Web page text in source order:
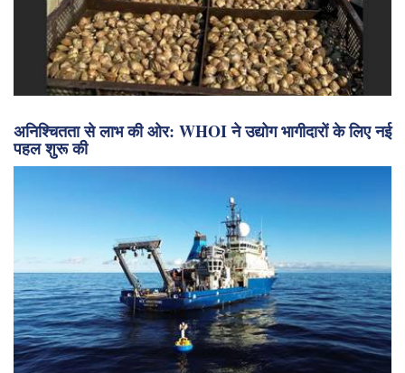
अनिश्चितता से लाभ की ओर: WHOI ने उद्योग भागीदारों के लिए नई
पहल शुरू की